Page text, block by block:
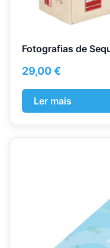
Fotografias de
29,00€
Ler mais